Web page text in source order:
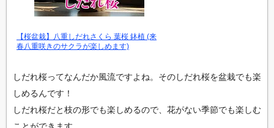
【桜盆栽】八重しだれさくら 葉桜 鉢植 (来
春八重咲きのサクラが楽しめます)
しだれ桜ってなんだか風流ですよね。そのしだれ桜を盆栽でも楽
しめるんです！
しだれ桜だと枝の形でも楽しめるので、花がない季節でも楽しむ
ことができます。